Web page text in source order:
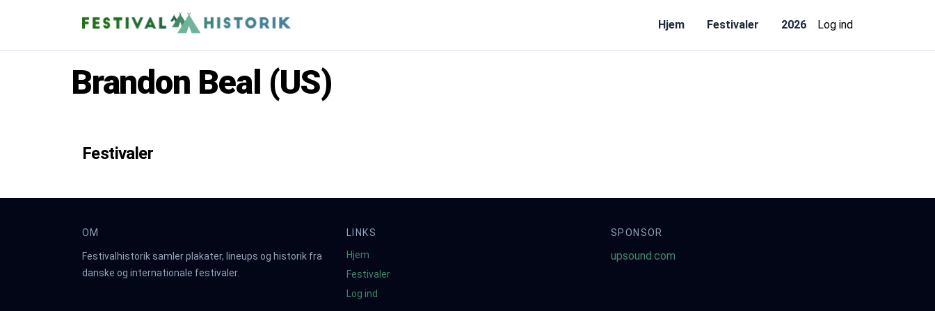
Hjem Festivaler 2026 Log ind
Brandon Beal (US)
Festivaler
OM
Festivalhistorik samler plakater, lineups og historik fra
danske og internationale festivaler.
LINKS
Hjem
Festivaler
Log ind
SPONSOR
upsound.com